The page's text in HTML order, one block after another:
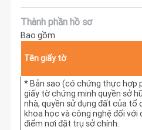
Thành phần hồ sơ
Bao gồm
Tên giấy tờ
* Bản sao (có chứng thực hợp
giấy tờ chứng minh quyền sở
nhà, quyền sử dụng đất của tổ
khoa học và công nghệ đối với
điểm nơi đặt trụ sở chính.